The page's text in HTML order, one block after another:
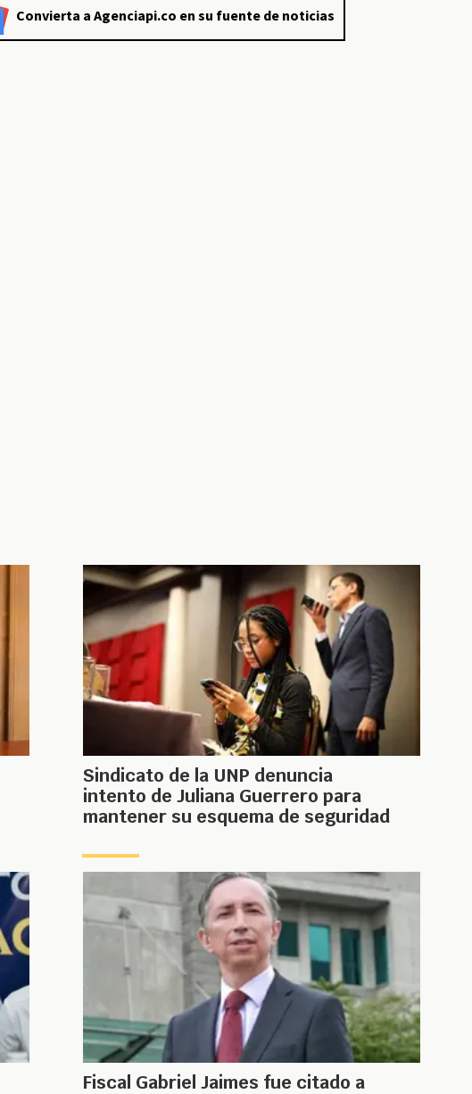
Convierta a Agenciapi.co en su fuente de noticias
Sindicato de la UNP denuncia
intento de Juliana Guerrero para
mantener su esquema de seguridad
Fiscal Gabriel Jaimes fue citado a